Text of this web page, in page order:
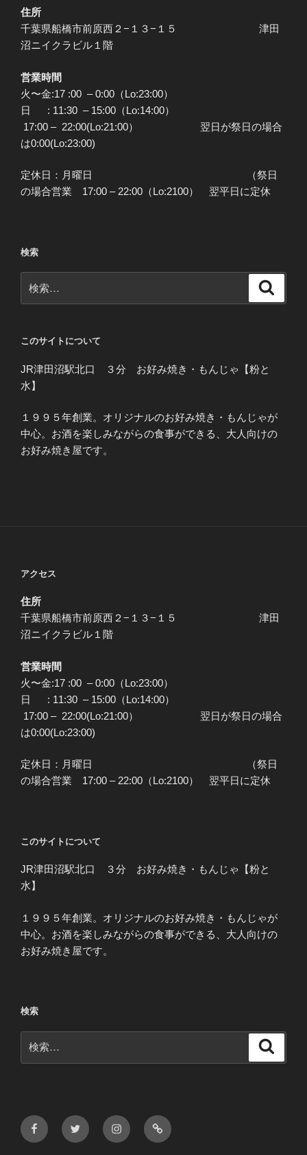
住所
千葉県船橋市前原西２−１３−１５ 津田
沼ニイクラビル１階
営業時間
火〜金:17 :00 – 0:00（Lo:23:00）
日 : 11:30 – 15:00（Lo:14:00）
17:00 – 22:00(Lo:21:00） 翌日が祭日の場合
は0:00(Lo:23:00)
定休日：月曜日 （祭日
の場合営業 17:00 – 22:00（Lo:2100） 翌平日に定休
検索
索:
このサイトについて
JR津田沼駅北口 ３分 お好み焼き・もんじゃ【粉と
水】
１９９５年創業。オリジナルのお好み焼き・もんじゃが
中心。お酒を楽しみながらの食事ができる、大人向けの
お好み焼き屋です。
アクセス
住所
千葉県船橋市前原西２−１３−１５ 津田
沼ニイクラビル１階
営業時間
火〜金:17 :00 – 0:00（Lo:23:00）
日 : 11:30 – 15:00（Lo:14:00）
17:00 – 22:00(Lo:21:00） 翌日が祭日の場合
は0:00(Lo:23:00)
定休日：月曜日 （祭日
の場合営業 17:00 – 22:00（Lo:2100） 翌平日に定休
このサイトについて
JR津田沼駅北口 ３分 お好み焼き・もんじゃ【粉と
水】
１９９５年創業。オリジナルのお好み焼き・もんじゃが
中心。お酒を楽しみながらの食事ができる、大人向けの
お好み焼き屋です。
検索
索:
FacebookTwitter Instagram
メ
ー